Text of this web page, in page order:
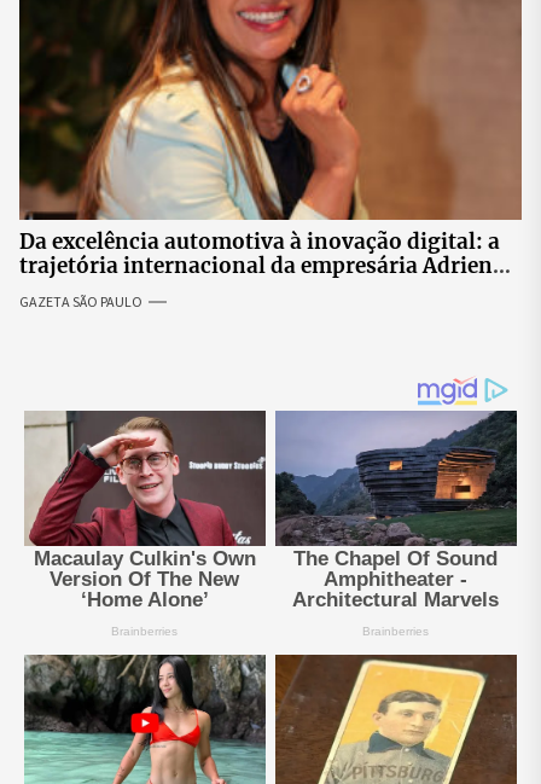
Da excelência automotiva à inovação digital: a
trajetória internacional da empresária Adriene
GAZETA SÃO PAULO